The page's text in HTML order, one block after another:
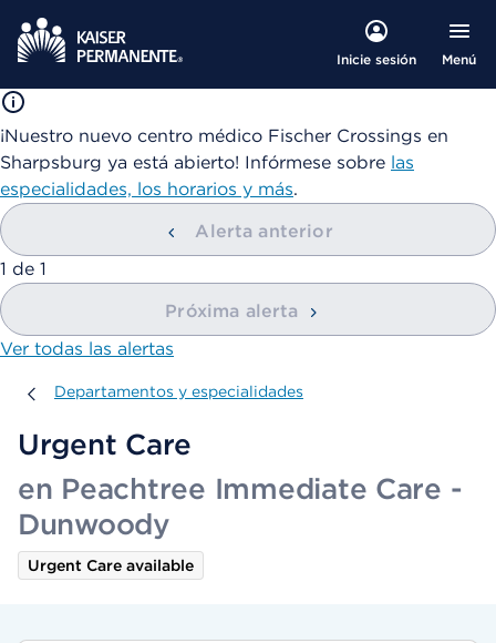
Inicie sesión Menú
¡Nuestro nuevo centro médico Fischer Crossings en
Sharpsburg ya está abierto! Infórmese sobre las
especialidades, los horarios y más.
Alerta anterior
mostrando
1 de 1
Próxima alerta
Ver todas las alertas
Departamentos y especialidades
Departamentos y especialidades
Urgent Care
en Peachtree Immediate Care -
Dunwoody
Urgent Care available